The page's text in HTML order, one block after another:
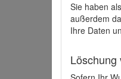
Sie haben
außerdem
Ihre Daten
Löschung